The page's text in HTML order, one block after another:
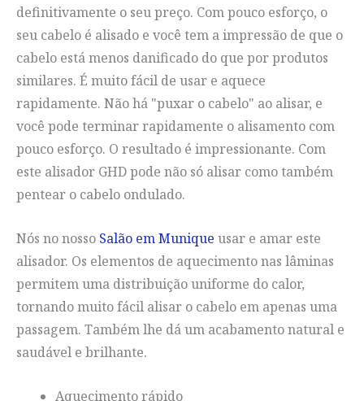
definitivamente o seu preço. Com pouco esforço, o
seu cabelo é alisado e você tem a impressão de que o
cabelo está menos danificado do que por produtos
similares. É muito fácil de usar e aquece
rapidamente. Não há "puxar o cabelo" ao alisar, e
você pode terminar rapidamente o alisamento com
pouco esforço. O resultado é impressionante. Com
este alisador GHD pode não só alisar como também
pentear o cabelo ondulado.
Nós no nosso Salão em Munique usar e amar este
alisador. Os elementos de aquecimento nas lâminas
permitem uma distribuição uniforme do calor,
tornando muito fácil alisar o cabelo em apenas uma
passagem. Também lhe dá um acabamento natural e
saudável e brilhante.
Aquecimento rápido